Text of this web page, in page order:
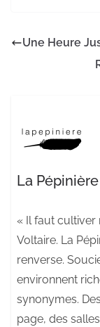
Une Heure
La Pépinière
« Il faut cultiver
Voltaire. La
renverse.
environnent
synonymes.
page, des